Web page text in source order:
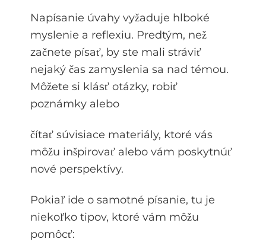
Napísanie úvahy vyžaduje hlboké
myslenie a reflexiu. Predtým, než
začnete písať, by ste mali stráviť
nejaký čas zamyslenia sa nad témou.
Môžete si klásť otázky, robiť
poznámky alebo
čítať súvisiace materiály, ktoré vás
môžu inšpirovať alebo vám poskytnúť
nové perspektívy.
Pokiaľ ide o samotné písanie, tu je
niekoľko tipov, ktoré vám môžu
pomôcť: